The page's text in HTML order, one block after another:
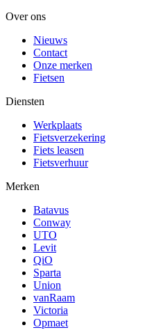
Over ons
Nieuws
Contact
Onze merken
Fietsen
Diensten
Werkplaats
Fietsverzekering
Fiets leasen
Fietsverhuur
Merken
Batavus
Conway
UTO
Levit
QiO
Sparta
Union
vanRaam
Victoria
Opmaet